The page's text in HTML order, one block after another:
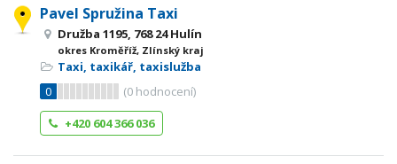
Pavel Spružina Taxi
Družba 1195, 768 24 Hulín
okres Kroměříž, Zlínský kraj
Taxi, taxikář, taxislužba
0
(0 hodnocení)
+420 604 366 036